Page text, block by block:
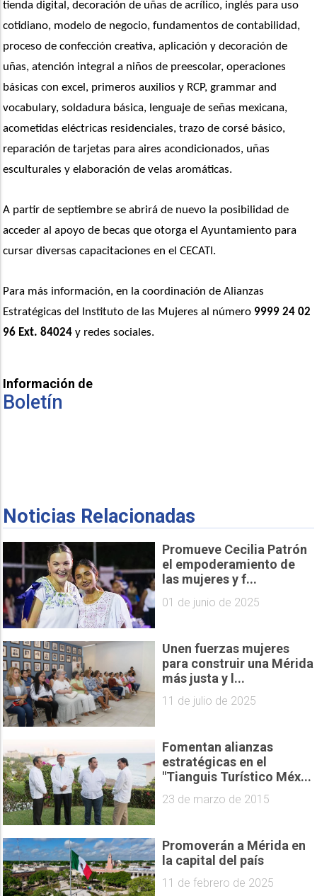
tienda digital, decoración de uñas de acrílico, inglés para uso
cotidiano, modelo de negocio, fundamentos de contabilidad,
proceso de confección creativa, aplicación y decoración de
uñas, atención integral a niños de preescolar, operaciones
básicas con excel, primeros auxilios y RCP, grammar and
vocabulary, soldadura básica, lenguaje de señas mexicana,
acometidas eléctricas residenciales, trazo de corsé básico,
reparación de tarjetas para aires acondicionados, uñas
esculturales y elaboración de velas aromáticas.
A partir de septiembre se abrirá de nuevo la posibilidad de
acceder al apoyo de becas que otorga el Ayuntamiento para
cursar diversas capacitaciones en el CECATI.
Para más información, en la coordinación de Alianzas
Estratégicas del Instituto de las Mujeres al número 9999 24 02
96 Ext. 84024 y redes sociales.
Información de
Boletín
Noticias Relacionadas
Promueve Cecilia Patrón
el empoderamiento de
las mujeres y f...
01 de junio de 2025
Unen fuerzas mujeres
para construir una Mérida
más justa y l...
11 de julio de 2025
Fomentan alianzas
estratégicas en el
"Tianguis Turístico Méx...
23 de marzo de 2015
Promoverán a Mérida en
la capital del país
11 de febrero de 2025